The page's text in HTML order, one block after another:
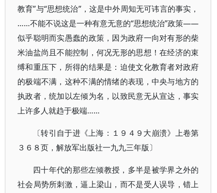
教育”与“思想统治”，这是中外周知无可讳言的事实，
……不能不说这是一种有意无意的“思想统治”政策——
似乎聪明而实愚蠢的政策，因为政府一向对有形的柴
米油盐尚且不能控制，何况无形的思想！在经济的束
缚和重压下，所得的结果是：迫使文化教育者对政府
的极端不满，这种不满的情绪的表现，中央与地方的
执政者，统加以左倾为名，以致民意无从宣达，事实
上许多人就趋于极端……
〔转引自于进《上海：１９４９大崩溃》上卷第
３６８页，解放军出版社一九九三年版〕
四十年代的那些左倾教授，多半是被学界之外的
社会局势所刺激，逼上梁山，而不是受人误导，错上